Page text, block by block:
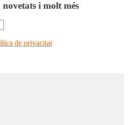
novetats i molt més
de privacitat